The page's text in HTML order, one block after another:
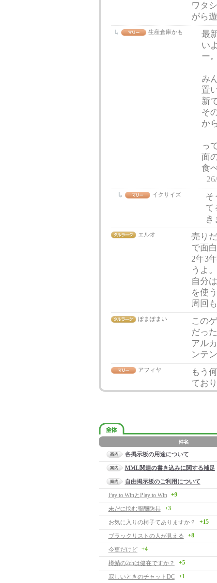
ワタ
がら
生産倉庫かも
最
い
ー
み
置
新
そ
か
っ
面
食
イクサイズ
そ
て
き
エルオ
売り
で面
2年3
うよ。
自分
を使
周回
ぽまぽまい
この
だっ
アル
ンテ
アフィヤ
もう
てお
各掲示板の用途について
MML関連の書き込みに関する補足
自由掲示板のご利用について
Pay to WinとPlay to Win
+9
未だに悩む報酬防具 +3
お気に入りの椅子てありますか？ +15
ブラックリストの人が見える +8
今更だけど +4
樽鯖の2chは健在ですか？ +5
寂しいときのチャットDC +1